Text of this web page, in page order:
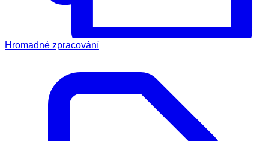
Hromadné zpracování